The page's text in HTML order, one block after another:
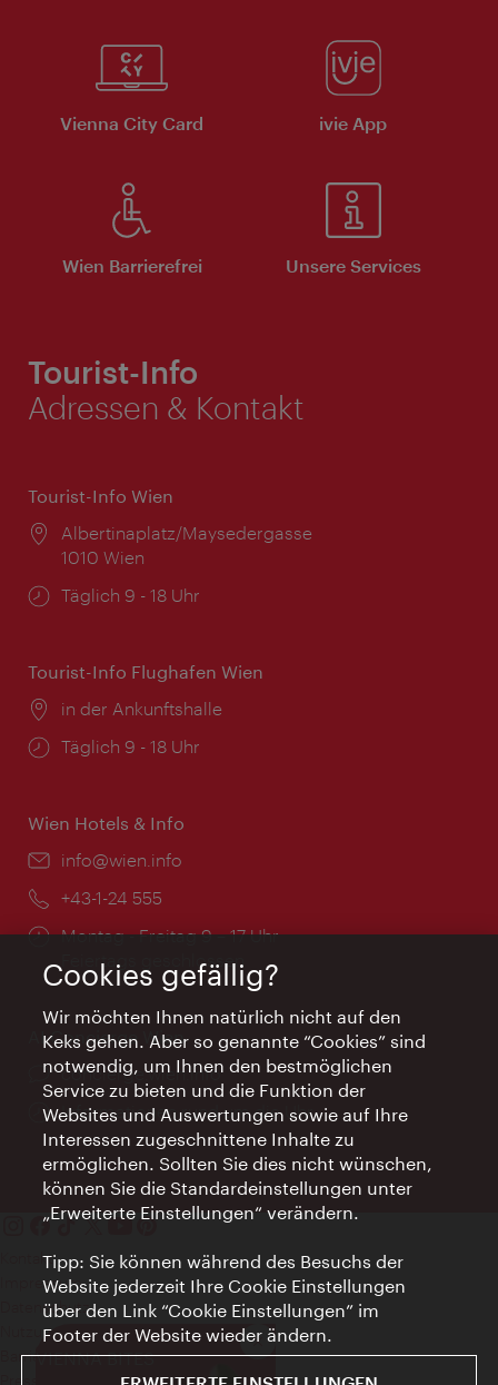
VIENNA BITES
Vienna City Card ivie App
Wien Barrierefrei Unsere Services
Tourist-Info
Adressen & Kontakt
Tourist-Info Wien
Ort:
Albertinaplatz/Maysedergasse
1010 Wien
Öffnungszeiten:
Täglich 9 - 18 Uhr
Tourist-Info Flughafen Wien
Ort:
in der Ankunftshalle
Öffnungszeiten:
Täglich 9 - 18 Uhr
Wien Hotels & Info
Email:
info@wien.info
Telefon:
+43-1-24 555
Öffnungszeiten:
Montag - Freitag 9 – 17 Uhr
Feiertags geschlossen
AI Concierge Wien
Ort:
concierge.wien.info
Öffnungszeiten:
Informationen rund um die Uhr
Kontakt
Impressum
Datenschutz
Nutzungsbedingungen
Barrierefreiheit
Cookies gefällig?
Wir möchten Ihnen natürlich nicht auf den
Keks gehen. Aber so genannte “Cookies” sind
notwendig, um Ihnen den bestmöglichen
Service zu bieten und die Funktion der
Websites und Auswertungen sowie auf Ihre
Interessen zugeschnittene Inhalte zu
ermöglichen. Sollten Sie dies nicht wünschen,
können Sie die Standardeinstellungen unter
„Erweiterte Einstellungen“ verändern.
Tipp: Sie können während des Besuchs der
Website jederzeit Ihre Cookie Einstellungen
über den Link “Cookie Einstellungen” im
Footer der Website wieder ändern.